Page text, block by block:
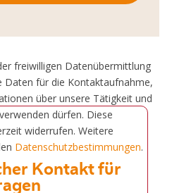
freiwilligen Datenübermittlung
Daten für die Kontaktaufnahme,
über unsere Tätigkeit und
dürfen. Diese
widerrufen. Weitere
Datenschutzbestimmungen.
Kontakt für